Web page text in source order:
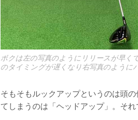
ボクは左の写真のようにリリースが早く
のタイミングが遅くなり右写真のよう
そもそもルックアップというのは頭
てしまうのは「ヘッドアップ」。そ